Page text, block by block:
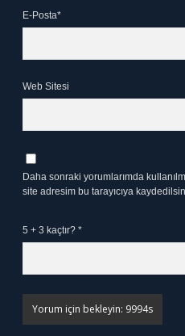
E-Posta*
Web Sitesi
Daha sonraki yorumlarımda
site adresim bu tarayıcıya
5 + 3 kaçtır? *